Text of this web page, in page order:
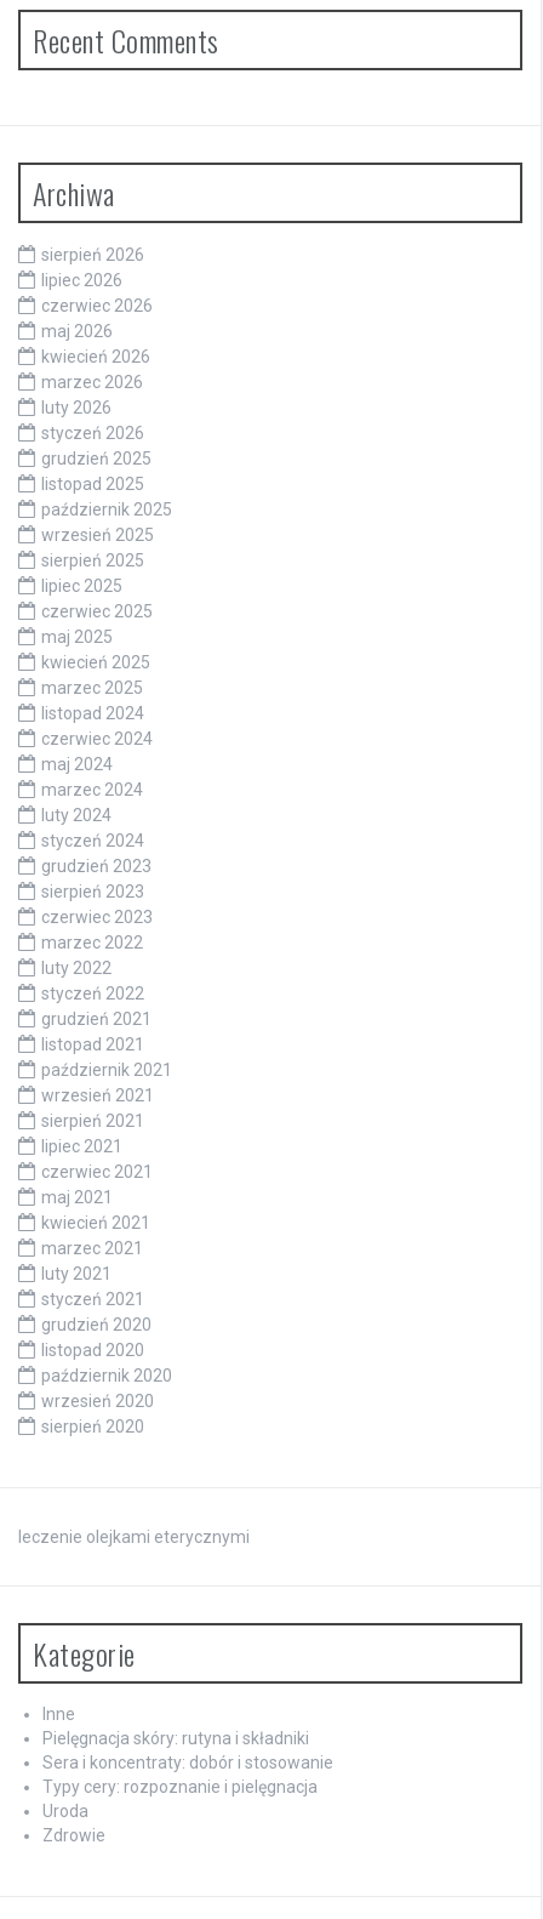
Recent Comments
Archiwa
sierpień 2026
lipiec 2026
czerwiec 2026
maj 2026
kwiecień 2026
marzec 2026
luty 2026
styczeń 2026
grudzień 2025
listopad 2025
październik 2025
wrzesień 2025
sierpień 2025
lipiec 2025
czerwiec 2025
maj 2025
kwiecień 2025
marzec 2025
listopad 2024
czerwiec 2024
maj 2024
marzec 2024
luty 2024
styczeń 2024
grudzień 2023
sierpień 2023
czerwiec 2023
marzec 2022
luty 2022
styczeń 2022
grudzień 2021
listopad 2021
październik 2021
wrzesień 2021
sierpień 2021
lipiec 2021
czerwiec 2021
maj 2021
kwiecień 2021
marzec 2021
luty 2021
styczeń 2021
grudzień 2020
listopad 2020
październik 2020
wrzesień 2020
sierpień 2020
leczenie olejkami eterycznymi
Kategorie
Inne
Pielęgnacja skóry: rutyna i składniki
Sera i koncentraty: dobór i stosowanie
Typy cery: rozpoznanie i pielęgnacja
Uroda
Zdrowie